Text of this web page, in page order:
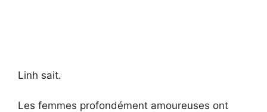
Linh sait.
Les femmes profondément amoureuses ont